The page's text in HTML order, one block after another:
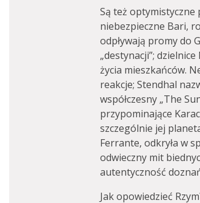
Są też optymistyczne
niebezpieczne Bari,
odpływają promy do
„destynacji”;
życia mieszkańców.
reakcje; Stendhal
współczesny „The
przypominające
szczególnie jej
Ferrante, odkryła w
odwieczny mit
autentyczność
Jak opowiedzieć